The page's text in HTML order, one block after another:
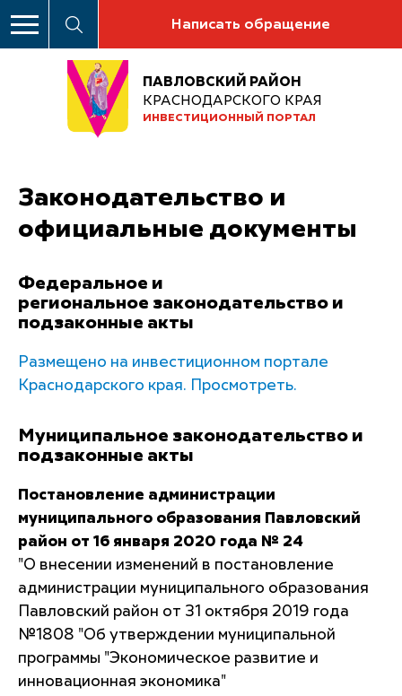
Написать обращение
ПАВЛОВСКИЙ РАЙОН
КРАСНОДАРСКОГО КРАЯ
ИНВЕСТИЦИОННЫЙ ПОРТАЛ
Законодательство и
официальные документы
Федеральное и
региональное законодательство и
подзаконные акты
Размещено на инвестиционном портале
Краснодарского края. Просмотреть.
Муниципальное законодательство и
подзаконные акты
Постановление администрации
муниципального образования Павловский
район от 16 января 2020 года № 24
"О внесении изменений в постановление
администрации муниципального образования
Павловский район от 31 октября 2019 года
№1808 "Об утверждении муниципальной
программы "Экономическое развитие и
инновационная экономика"